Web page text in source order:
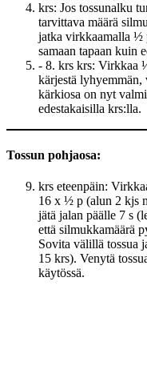
krs: Jos tossunalku
tarvittava määrä
jatka virkkaamalla ½
samaan tapaan kuin
- 8. krs krs: Virkkaa
kärjestä lyhyemmän,
kärkiosa on nyt
edestakaisilla krs:lla.
Tossun pohjaosa:
krs eteenpäin:
16 x ½ p (alun 2 kjs
jätä jalan päälle 7 s
että silmukkamäärä
Sovita välillä tossua
15 krs). Venytä
käytössä.